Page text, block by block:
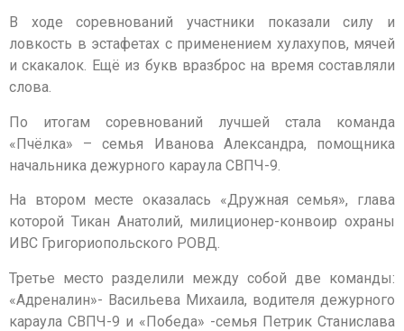
В ходе соревнований участники показали силу и
ловкость в эстафетах с применением хулахупов, мячей
и скакалок. Ещё из букв вразброс на время составляли
слова.
По итогам соревнований лучшей стала команда
«Пчёлка» – семья Иванова Александра, помощника
начальника дежурного караула СВПЧ-9.
На втором месте оказалась «Дружная семья», глава
которой Тикан Анатолий, милиционер-конвоир охраны
ИВС Григориопольского РОВД.
Третье место разделили между собой две команды:
«Адреналин»- Васильева Михаила, водителя дежурного
караула СВПЧ-9 и «Победа» -семья Петрик Станислава